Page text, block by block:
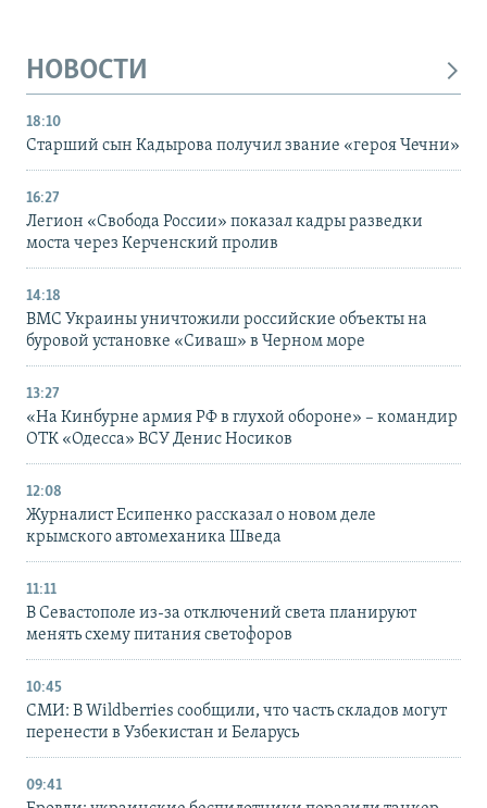
НОВОСТИ
18:10
Старший сын Кадырова получил звание «героя Чечни»
16:27
Легион «Свобода России» показал кадры разведки
моста через Керченский пролив
14:18
ВМС Украины уничтожили российские объекты на
буровой установке «Сиваш» в Черном море
13:27
«На Кинбурне армия РФ в глухой обороне» – командир
ОТК «Одесса» ВСУ Денис Носиков
12:08
Журналист Есипенко рассказал о новом деле
крымского автомеханика Шведа
11:11
В Севастополе из-за отключений света планируют
менять схему питания светофоров
10:45
СМИ: В Wildberries сообщили, что часть складов могут
перенести в Узбекистан и Беларусь
09:41